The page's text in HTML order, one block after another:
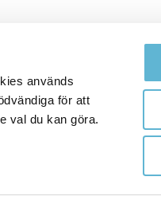
används
för att
val du kan göra.